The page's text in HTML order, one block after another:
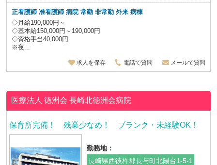
正看護師 准看護師 病院 常勤 非常勤 外来 病棟
◇月給190,000円～
◇基本給150,000円～190,000円
◇資格手当40,000円
※夜...
求人を保存 電話で質問 メールで質問
医療法人 徳洲会長崎北徳洲会病院
保育所完備！ 残業少なめ！ ブランク・未経験OK！
勤務地：
長崎県西彼杵郡長与町北陽台1-5-1